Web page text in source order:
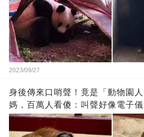
2023/09/27
身後傳來口哨聲！竟是「動物園
媽，百萬人看傻：叫聲好像電子